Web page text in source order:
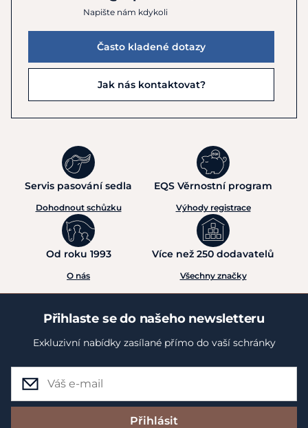
Napište nám kdykoli
Často kladené dotazy
Jak nás kontaktovat?
Servis pasování sedla
Dohodnout schůzku
EQS Věrnostní program
Výhody registrace
Od roku 1993
O nás
Více než 250 dodavatelů
Všechny značky
Přihlaste se do našeho newsletteru
Exkluzivní nabídky zasílané přímo do vaší schránky
Přihlásit